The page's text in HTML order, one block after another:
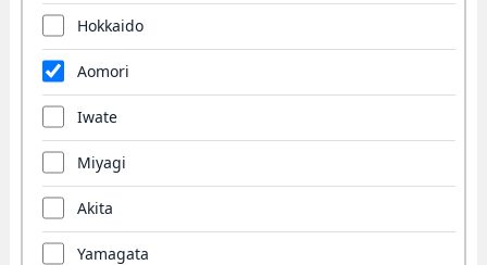
Hokkaido
Aomori
Iwate
Miyagi
Akita
Yamagata